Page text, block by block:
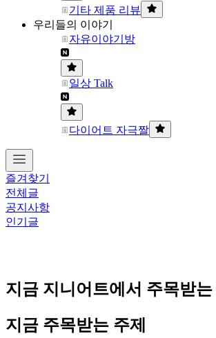
기타 제품 리뷰
우리들의 이야기
자유이야기방
일상 Talk
다이어트 자극짤
즐겨찾기
전체글
공지사항
인기글
지금 지니어트에서 주목받는
지금 주목받는 주제